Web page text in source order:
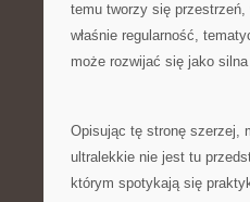
temu tworzy się
właśnie regularność,
może rozwijać się jako
Opisując tę stronę szerzej,
ultralekkie nie jest tu
którym spotykają się